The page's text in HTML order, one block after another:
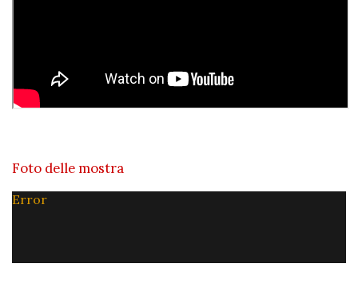
Foto delle mostra
Error